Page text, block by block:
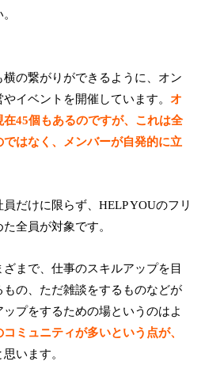
の繋がりができるように、オン
イベントを開催しています。オ
45個もあるのですが、これは全
はなく、メンバーが自発的に立
だけに限らず、HELP YOUのフリ
全員が対象です。
まで、仕事のスキルアップを目
の、ただ雑談をするものなどが
プをするための場というのはよ
ミュニティが多いという点が、
思います。